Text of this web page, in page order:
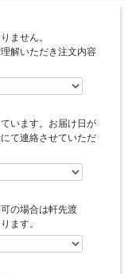
ーティングスペースのテ
、最大６人掛けのダイニン
ません。
解いただき注文内容
います。お届け日が
て連絡させていただ
の場合は軒先渡
ます。